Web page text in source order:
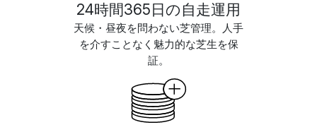
24時間365日の自走運用
天候・昼夜を問わない芝管理。人手
を介すことなく魅力的な芝生を保
証。